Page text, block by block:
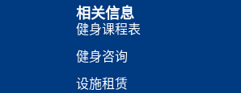
相关信息
健身课程表
健身咨询
设施租赁